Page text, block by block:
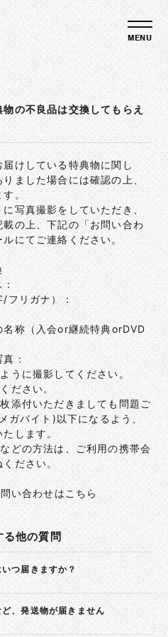
物の不良品は交換してもらえ
けしている特典物に関し
ました場合には確認の上、
す。
写真撮影をしていただき、
の上、下記の「お問い合わ
にてご連絡ください。
フリガナ）：
名称（入会or継続特典orDVD
：
に撮影してください。
ださい。
添付いただきましても問題ご
ガバイト)以下になるよう、
します。
どの方法は、ご利用の携帯会
ださい。
い合わせはこちら
る他の質問
つ届きますか？
ど、発送物が届きません